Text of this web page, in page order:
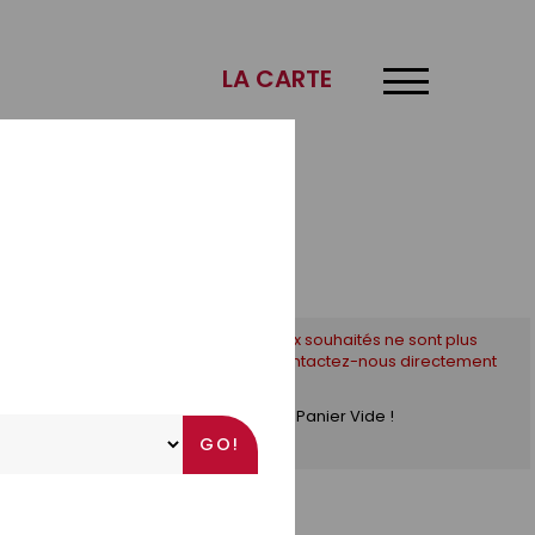
LA CARTE
* Si les créneaux souhaités ne sont plus
disponibles, contactez-nous directement
Panier Vide !